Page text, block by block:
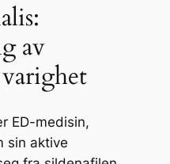
av
ED-medisin,
sin aktive